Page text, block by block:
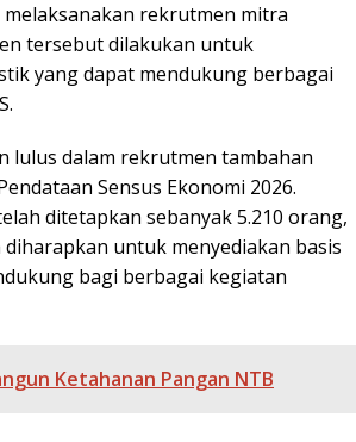
rekrutmen mitra
tersebut dilakukan untuk
yang dapat mendukung berbagai
lulus dalam rekrutmen tambahan
Sensus Ekonomi 2026.
ditetapkan sebanyak 5.210 orang,
untuk menyediakan basis
bagi berbagai kegiatan
Ketahanan Pangan NTB